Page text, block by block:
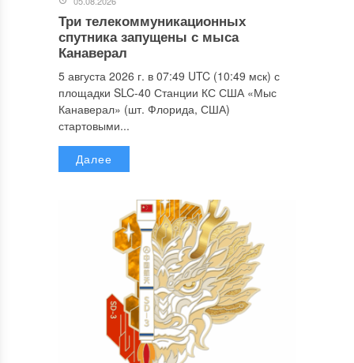
Три телекоммуникационных
спутника запущены с мыса
Канаверал
5 августа 2026 г. в 07:49 UTC (10:49 мск) с
площадки SLC-40 Станции КС США «Мыс
Канаверал» (шт. Флорида, США)
стартовыми...
Далее